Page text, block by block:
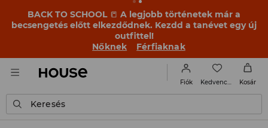
BACK TO SCHOOL 📒 A legjobb történetek már a
becsengetés előtt elkezdődnek. Kezdd a tanévet egy új
outfittel!
Nőknek
Férfiaknak
Fiók Kosár
Keresés